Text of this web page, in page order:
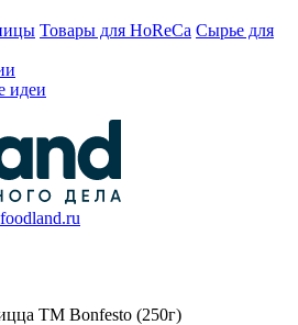
Товары для HoReCa Сырье для
идеи
TM Bonfesto (250г)